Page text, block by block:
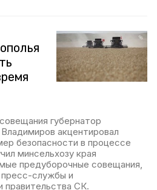
губернатор
акцентировал
безопасности в процессе
минсельхозу края
предуборочные совещания,
пресс-службы и
правительства СК.